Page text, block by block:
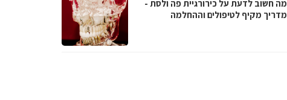
מה חשוב לדעת על כירורגיית פה ולסת -
מדריך מקיף לטיפולים וההחלמה